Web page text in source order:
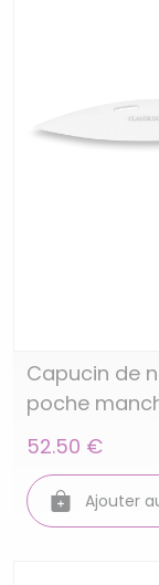
Capucin de
poche
52.50 €
Ajouter